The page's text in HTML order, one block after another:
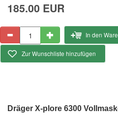
185.00 EUR
In den
Zur Wunschliste hinzufügen
Dräger X-plore 6300